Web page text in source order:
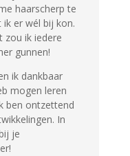
haarscherp te
er wél bij kon.
zou ik iedere
gunnen!
ik dankbaar
mogen leren
ben ontzettend
In
je